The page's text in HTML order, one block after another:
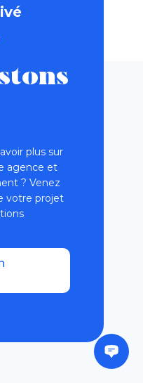
plus sur
agence et
? Venez
votre projet